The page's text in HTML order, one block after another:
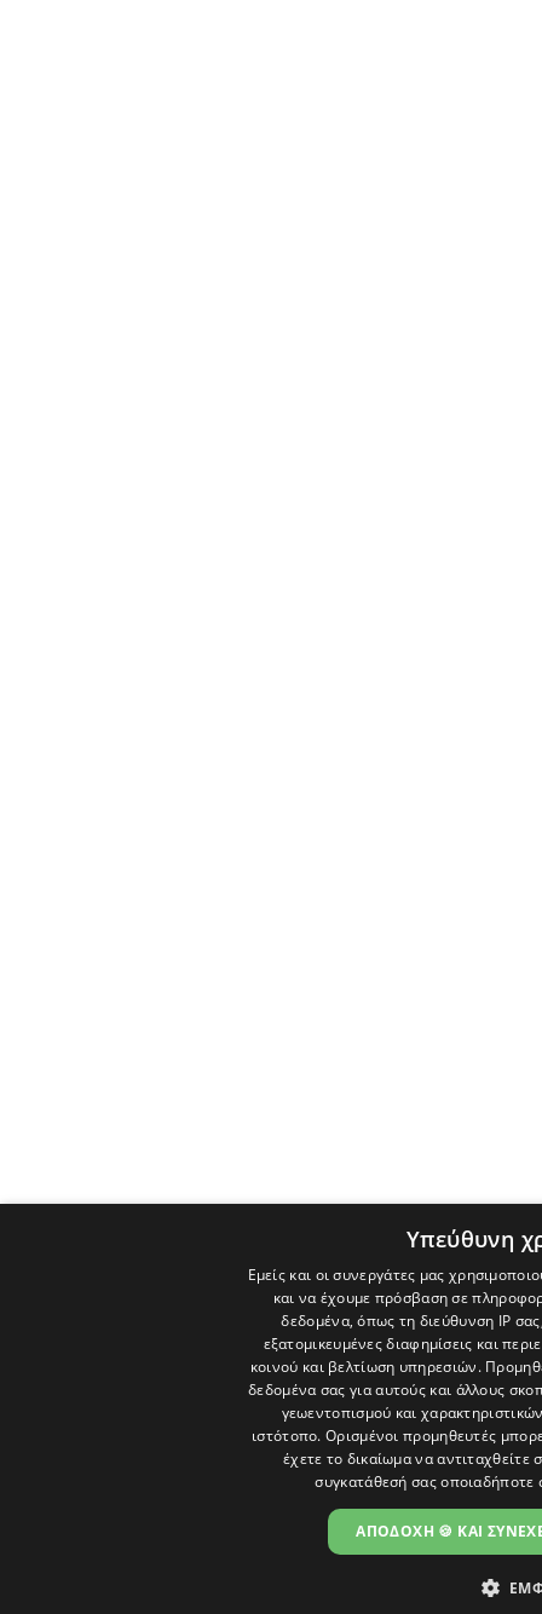
Υπεύθυνη
Εμείς και οι συνεργάτες μας
και να έχουμε πρόσβαση σε
δεδομένα, όπως τη διεύθυνση IP
εξατομικευμένες διαφημίσεις και
κοινού και βελτίωση υπηρεσιών.
δεδομένα σας για αυτούς και άλλους
γεωεντοπισμού και
ιστότοπο. Ορισμένοι προμηθευτές
έχετε το δικαίωμα να αντιταχθείτε
συγκατάθεσή σας οποιαδήποτε
ΑΠΟΔΟΧΗ 🍪 ΚΑΙ